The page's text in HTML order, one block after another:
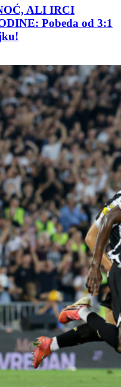
ALI IRCI
Pobeda od 3:1